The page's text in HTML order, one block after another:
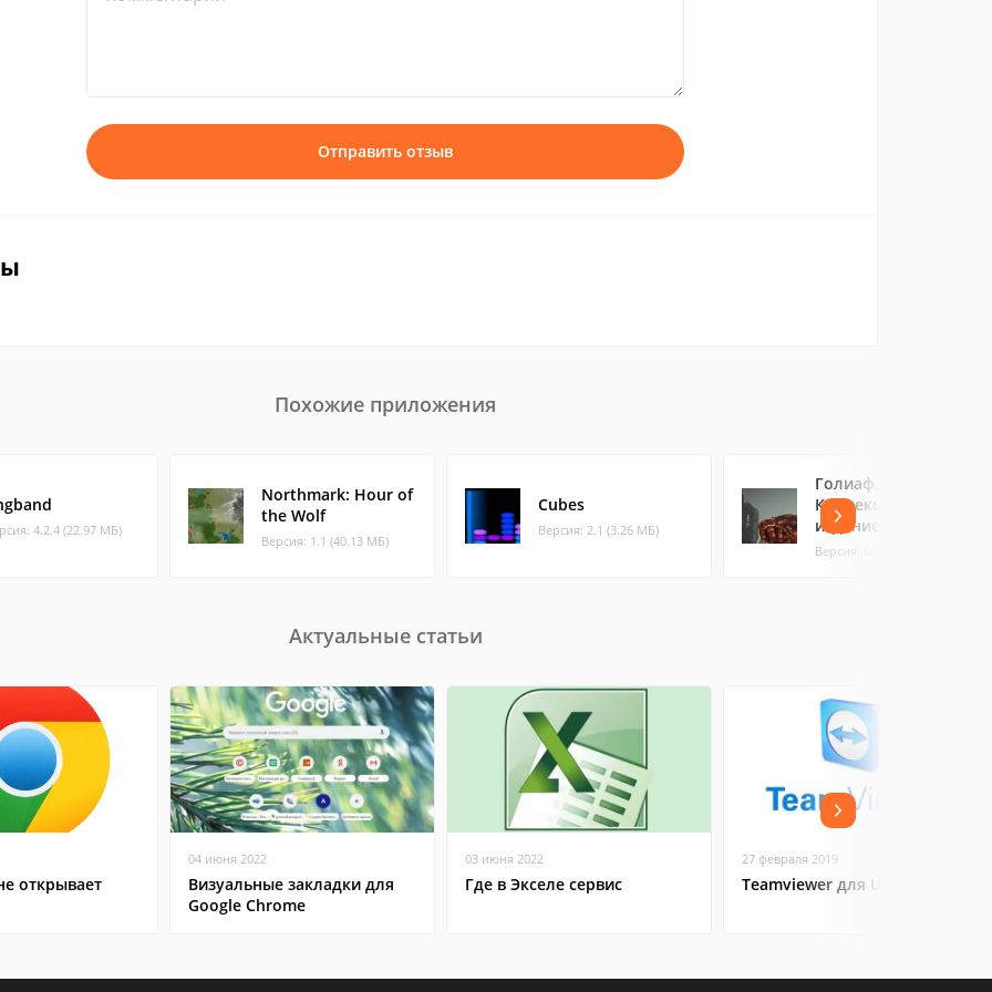
Отправить отзыв
Похожие приложения
4.2.4 (22.97 МБ)
Northmark: Hour of
the Wolf
Версия: 1.1 (40.13 МБ)
Cubes
Версия: 2.1 (3.26 МБ)
Голиаф.
Коллекционное
издание
Версия: latest
Актуальные статьи
открывает
04 июня 2022
Визуальные закладки для
Google Chrome
03 июня 2022
Где в Экселе сервис
27 февраля 2019
Teamviewer для Ubuntu